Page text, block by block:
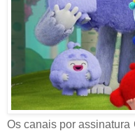
Os canais por assinatura